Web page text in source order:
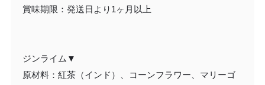
賞味期限：発送日より1ヶ月以上
ジンライム▼
原材料：紅茶（インド）、コーンフラワー、マリーゴ